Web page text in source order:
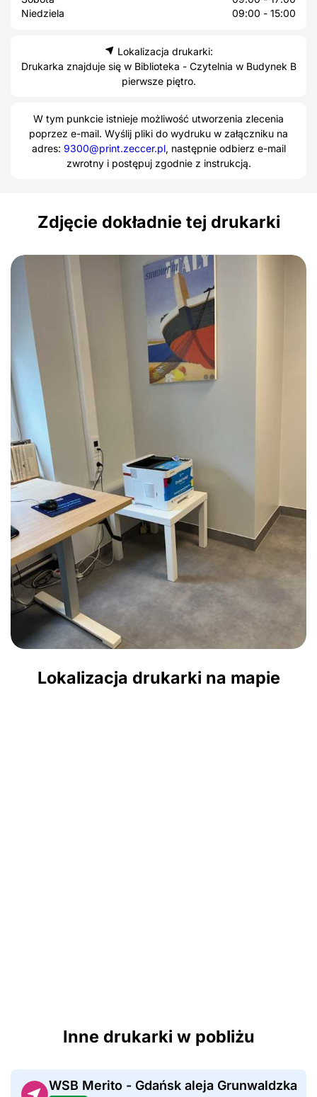
Niedziela
09:00 - 15:00
Lokalizacja drukarki:
Drukarka znajduje się w Biblioteka - Czytelnia w Budynek B
pierwsze piętro.
W tym punkcie istnieje możliwość utworzenia zlecenia
poprzez e-mail. Wyślij pliki do wydruku w załączniku na
adres: 9300@print.zeccer.pl, następnie odbierz e-mail
zwrotny i postępuj zgodnie z instrukcją.
Zdjęcie dokładnie tej drukarki
Lokalizacja drukarki na mapie
Inne drukarki w pobliżu
WSB Merito - Gdańsk aleja Grunwaldzka